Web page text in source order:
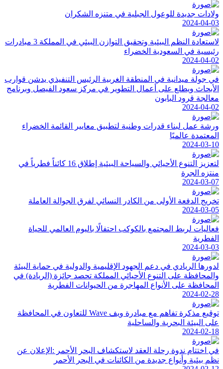
ولادات جديدة للوعول الجبلية في متنزه الشكران
2024-04-03
لاستعادة النظم البيئية وتحقيق التوازن البيئي في المملكة 3 مبادرات
رئيسية في السعودية الخضراء
2024-04-02
في جولة ميدانية في المنطقة الغربية الرئيس التنفيذي يدشن قوارب
الأبحاث ويطلع على أعمال التطوير في مركز سعود الفيصل وبرنامج
معالجة قرود البابون
2024-04-02
ورشة عمل لبناء قدرات وطنية لتطبيق معايير القائمة الخضراء
المعتمدة عالميًا
2024-03-10
لتعزيز التنوع الأحيائي والسياحة البيئية إطلاق 16 كائناً فطرياً في
منتزه الجرة
2024-03-07
تخريج الدفعة الأولى من الكادر النسائي لفرق الجوالة العاملة
2024-03-05
فعاليات لربط المجتمع بالكوكب احتفالًا باليوم العالمي للحياة
الفطرية
2024-03-03
لدورها الريادي في دعم الجهود الإقليمية والدولية في حماية البيئة
والمحافظة على التنوع الأحيائي المملكة تحصد جائزة (الريادة) في
المحافظة على الأنواع المهاجرة من الحيوانات الفطرية
2024-02-28
توقيع مذكرة تفاهم مع مبادرة ويف Wave للتعاون في المحافظة
على البيئة البحرية والساحلية
2024-02-18
في اختتام ندوة رحلة العقد لاستكشاف البحر الأحمر :الإعلان عن
نظم بيئية وأنواع جديدة من الكائنات في البحر الأحمر